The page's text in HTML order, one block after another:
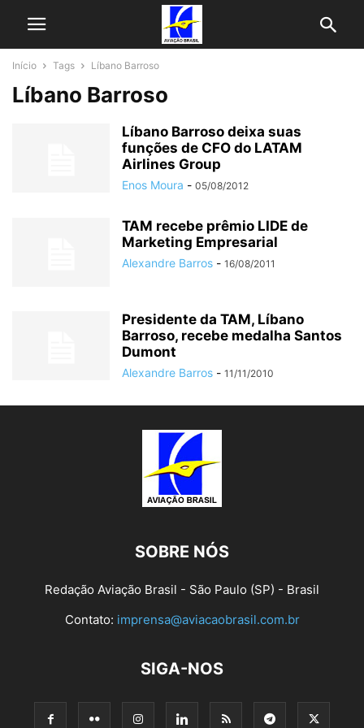
Início Tags Líbano Barroso
Líbano Barroso
Líbano Barroso deixa suas
funções de CFO do LATAM
Airlines Group
Enos Moura - 05/08/2012
TAM recebe prêmio LIDE de
Marketing Empresarial
Alexandre Barros - 16/08/2011
Presidente da TAM, Líbano
Barroso, recebe medalha Santos
Dumont
Alexandre Barros - 11/11/2010
SOBRE NÓS
Redação Aviação Brasil - São Paulo (SP) - Brasil
Contato: imprensa@aviacaobrasil.com.br
SIGA-NOS